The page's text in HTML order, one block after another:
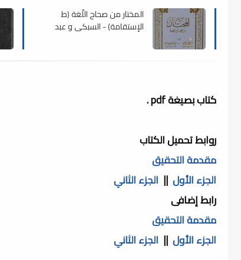
المختار من صحاح اللّغة (ط
الإستقامة) - السبكى و عبد
كتاب بصيغة pdf .
روابط تحميل الكتاب
مقدمة التحقيق
الجزء الأول || الجزء الثاني
رابط إضافى
مقدمة التحقيق
الجزء الأول || الجزء الثاني